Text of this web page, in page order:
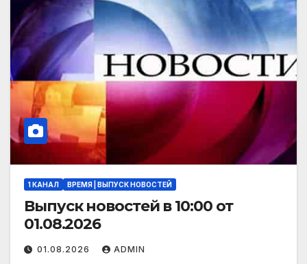
1 КАНАЛ ВРЕМЯ | ВЫПУСК НОВОСТЕЙ
Выпуск новостей в 10:00 от
01.08.2026
01.08.2026 ADMIN